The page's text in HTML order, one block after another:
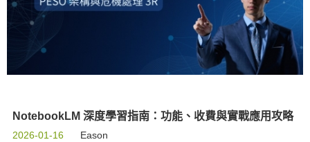
NotebookLM 深度學習指南：功能、收費與實戰應用攻略
2026-01-16 Eason